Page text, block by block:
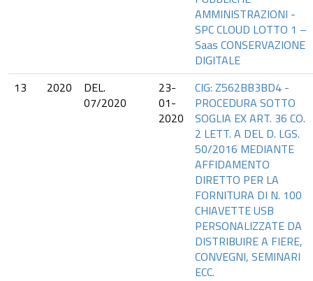
AMMINISTRAZIONI -
SPC CLOUD LOTTO 1 –
Saas CONSERVAZIONE
DIGITALE
13
2020
DEL.
07/2020
23-
01-
2020
CIG: Z562BB3BD4 -
PROCEDURA SOTTO
SOGLIA EX ART. 36 CO.
2 LETT. A DEL D. LGS.
50/2016 MEDIANTE
AFFIDAMENTO
DIRETTO PER LA
FORNITURA DI N. 100
CHIAVETTE USB
PERSONALIZZATE DA
DISTRIBUIRE A FIERE,
CONVEGNI, SEMINARI
ECC.